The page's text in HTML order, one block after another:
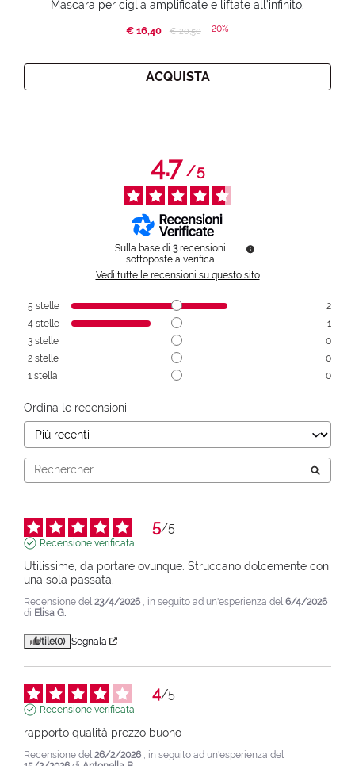
Mascara per ciglia amplificate e liftate all’infinito.
€ 16,40 Price reduced from
€ 20,50to-20%
ACQUISTA
4.7/5
Sulla base di 3 recensioni
sottoposte a verifica
Vedi tutte le recensioni su questo sito
5 stelle
2
4 stelle
1
3 stelle
0
2 stelle
0
1 stella 0
Ordina le recensioni
5/5
Recensione verificata
Utilissime, da portare ovunque. Struccano dolcemente con
una sola passata.
Recensione del 23/4/2026 , in seguito ad un'esperienza del 6/4/2026
di Elisa G.
Utile(0) Segnala
4/5
Recensione verificata
rapporto qualità prezzo buono
Recensione del 26/2/2026 , in seguito ad un'esperienza del